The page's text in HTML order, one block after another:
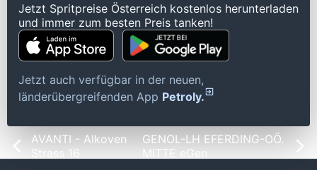
Jetzt Spritpreise Österreich kostenlos herunterladen
und immer zum besten Preis tanken!
Jetzt auch verfügbar in der neuen,
länderübergreifenden App Petroly.
AVANTI - Alkoven
Strass 16
GENOL-LH EFERDING-OÖ.
MITTE eGen